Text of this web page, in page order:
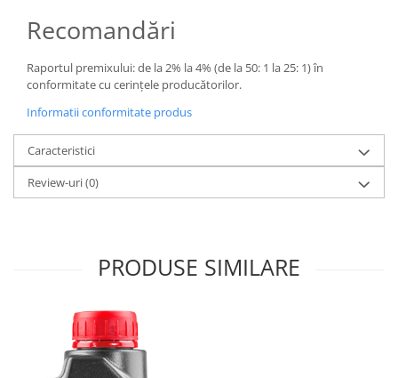
Recomandări
Raportul premixului: de la 2% la 4% (de la 50: 1 la 25: 1) în
conformitate cu cerințele producătorilor.
Informatii conformitate produs
Caracteristici
Review-uri(0)
PRODUSE SIMILARE